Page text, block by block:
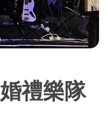
婚禮樂隊